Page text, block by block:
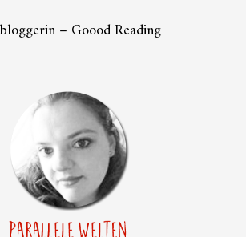
– Goood Reading